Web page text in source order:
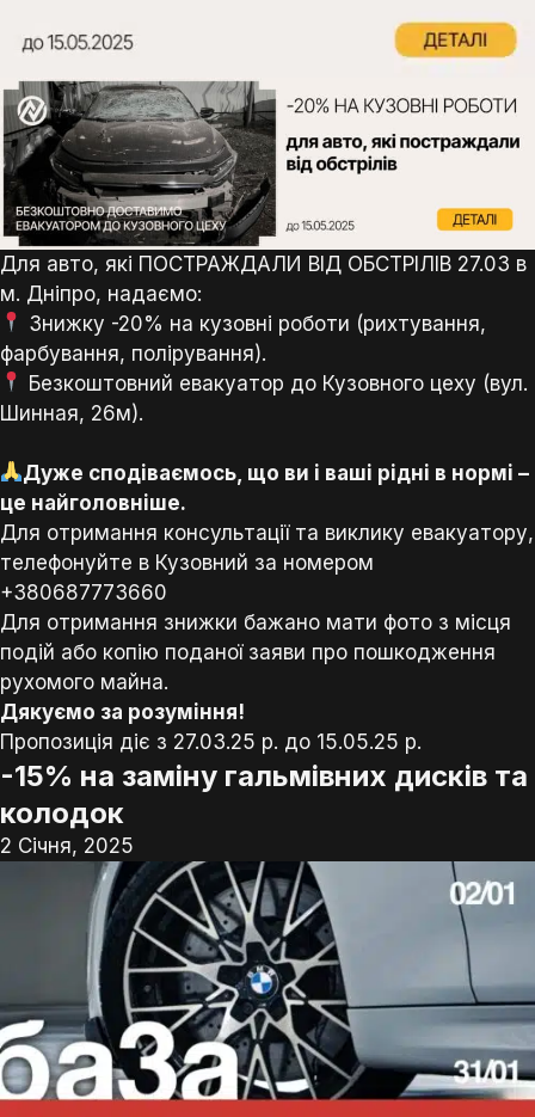
Для авто, які ПОСТРАЖДАЛИ ВІД ОБСТРІЛІВ 27.03 в
м. Дніпро, надаємо:
Знижку -20% на кузовні роботи (рихтування,
фарбування, полірування).
Безкоштовний евакуатор до Кузовного цеху (вул.
Шинная, 26м).
Дуже сподіваємось, що ви і ваші рідні в нормі –
це найголовніше.
Для отримання консультації та виклику евакуатору,
телефонуйте в Кузовний за номером
+380687773660
Для отримання знижки бажано мати фото з місця
подій або копію поданої заяви про пошкодження
рухомого майна.
Дякуємо за розуміння!
Пропозиція діє з 27.03.25 р. до 15.05.25 р.
-15% на заміну гальмівних дисків та
колодок
2 Січня, 2025